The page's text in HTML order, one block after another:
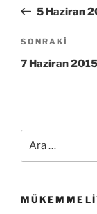
Yazı5 Haziran
Sonraki
Yazı
SONRAKI
7 Haziran